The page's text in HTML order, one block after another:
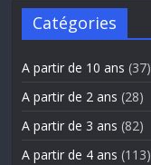
Catégories
A partir de 10 ans (37)
A partir de 2 ans (28)
A partir de 3 ans (82)
A partir de 4 ans (113)